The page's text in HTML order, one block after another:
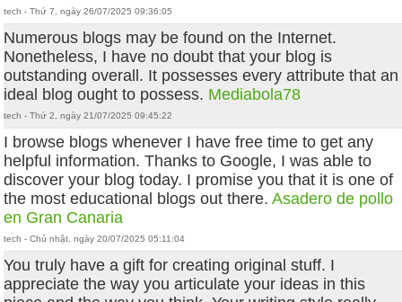
tech - Thứ 7, ngày 26/07/2025 09:36:05
Numerous blogs may be found on the Internet.
Nonetheless, I have no doubt that your blog is
outstanding overall. It possesses every attribute that an
ideal blog ought to possess. Mediabola78
tech - Thứ 2, ngày 21/07/2025 09:45:22
I browse blogs whenever I have free time to get any
helpful information. Thanks to Google, I was able to
discover your blog today. I promise you that it is one of
the most educational blogs out there.Asadero de pollo
en Gran Canaria
tech - Chủ nhật, ngày 20/07/2025 05:11:04
You truly have a gift for creating original stuff. I
appreciate the way you articulate your ideas in this